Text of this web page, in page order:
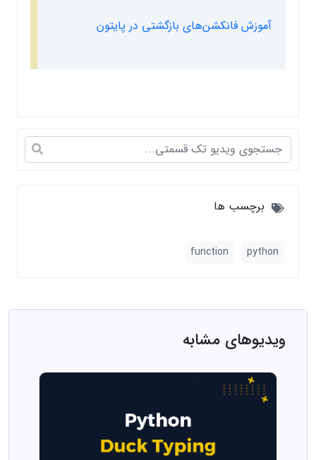
برچسب ها
python
function
آموزش فانکشن‌های بازگشتی در پایتون
ویدیوهای مشابه